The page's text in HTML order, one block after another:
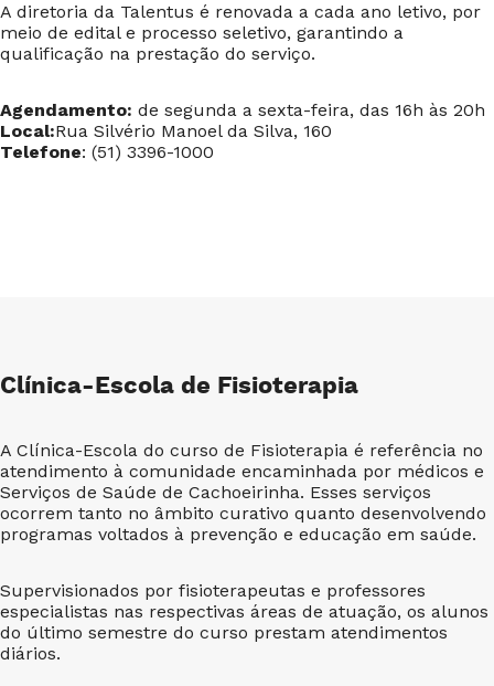
A diretoria da Talentus é renovada a cada ano letivo, por
meio de edital e processo seletivo, garantindo a
qualificação na prestação do serviço.
Agendamento: de segunda a sexta-feira, das 16h às 20h
Local:Rua Silvério Manoel da Silva, 160
Telefone: (51) 3396-1000
Clínica-Escola de Fisioterapia
A Clínica-Escola do curso de Fisioterapia é referência no
atendimento à comunidade encaminhada por médicos e
Serviços de Saúde de Cachoeirinha. Esses serviços
ocorrem tanto no âmbito curativo quanto desenvolvendo
programas voltados à prevenção e educação em saúde.
Supervisionados por fisioterapeutas e professores
especialistas nas respectivas áreas de atuação, os alunos
do último semestre do curso prestam atendimentos
diários.